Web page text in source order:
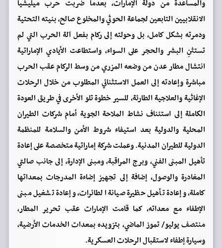
والمساعدة من دولة الإمارات، بعدما ضربت حرب ميليشيا
الانقلابيين التابعين لجماعة الحوثي والمخلوع صالح، بنيته التحتية
ودمرته بشكل كامل، بل وحولته إلى ركام بفعل آلة الحرب التي لم
تستثنِ البشر والحجر على السواء، واستطاعت الأيادي الإماراتية
انتشال مطار عدن من وضعه المزري من وسط الركام عقب الحرب
مباشرة وإعادته إلى العمل الاستثنائي المطلوب من خلال الرحلات
الإغاثية والعلاجية الطارئة، للسير خطوة تلو الأخرى في طريق العودة
الكاملة إلى استئناف نشاط الملاحة الجوية أمام شركات الطيران
المحلية والدولية بعد استيفاء شروط الأمن والسلامة للمنظمة
الدولية للطيران المدنية. وعملت شركة إماراتية متخصصة على إعادة
تأهيل المبنى الفني، وبرج المراقبة، ومبنى الإدارة، إلى جانب صالتي
المغادرة والوصول، إضافة إلى تجهيز إضاءة المدرجات بمعداتها
كاملة، وإعادة تأهيل حظيرة صيانة الطائرات، وإعادة تشغيل مبنى
الإطفاء مع معداته، كما قامت الإمارات عقب تحرير المطار،
منتصف يوليو/‏ تموز الماضي، بتزويده بمعدات الخدمات الأرضية،
وسيارة إطفاء لاستقبال الرحلات العسكرية.